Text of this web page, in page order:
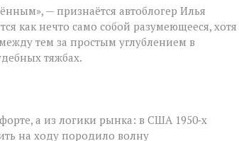
— признаётся автоблогер Илья
как нечто само собой разумеющееся, хотя
тем за простым углублением в
тяжбах.
а из логики рынка: в США 1950‑х
на ходу породило волну